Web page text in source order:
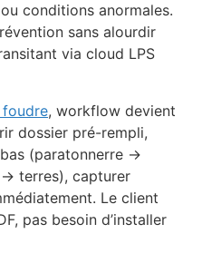
conditions anormales.
sans alourdir
via cloud LPS
, workflow devient
dossier pré-rempli,
(paratonnerre →
terres), capturer
Le client
pas besoin d’installer